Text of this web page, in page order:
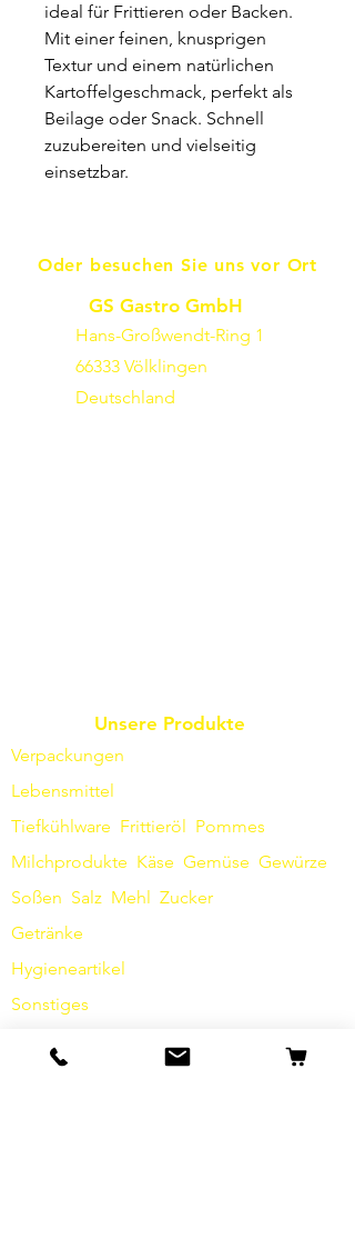
ideal für Frittieren oder Backen.
Mit einer feinen, knusprigen
Textur und einem natürlichen
Kartoffelgeschmack, perfekt als
Beilage oder Snack. Schnell
zuzubereiten und vielseitig
einsetzbar.
Oder besuchen Sie uns vor Ort
GS Gastro GmbH
Hans-Großwendt-Ring 1
66333 Völklingen
Deutschland
Unsere Produkte
Verpackungen
Lebensmittel
Tiefkühlware Frittieröl Pommes
Milchprodukte Käse Gemüse Gewürze
Soßen Salz Mehl Zucker
Getränke
Hygieneartikel
Sonstiges
Info